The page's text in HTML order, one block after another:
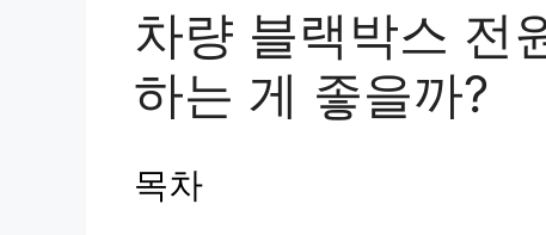
차량 블랙박스 전
하는 게 좋을까?
목차